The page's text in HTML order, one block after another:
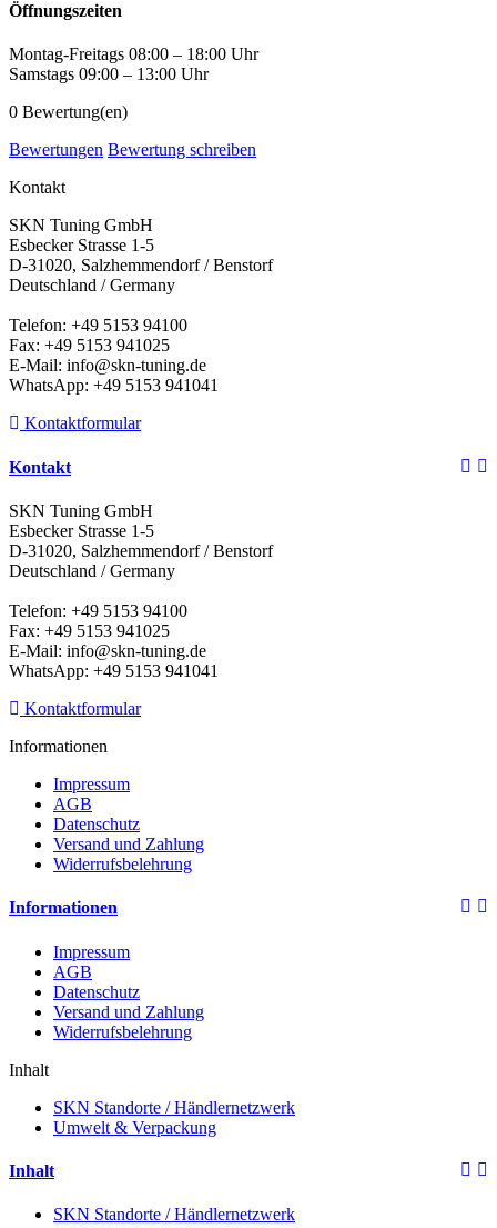
Öffnungszeiten
Montag-Freitags 08:00 – 18:00 Uhr
Samstags 09:00 – 13:00 Uhr
0 Bewertung(en)
Bewertungen Bewertung schreiben
Kontakt
SKN Tuning GmbH
Esbecker Strasse 1-5
D-31020, Salzhemmendorf / Benstorf
Deutschland / Germany
Telefon: +49 5153 94100
Fax: +49 5153 941025
E-Mail: info@skn-tuning.de
WhatsApp: +49 5153 941041
Kontaktformular
Kontakt
SKN Tuning GmbH
Esbecker Strasse 1-5
D-31020, Salzhemmendorf / Benstorf
Deutschland / Germany
Telefon: +49 5153 94100
Fax: +49 5153 941025
E-Mail: info@skn-tuning.de
WhatsApp: +49 5153 941041
Kontaktformular
Informationen
Impressum
AGB
Datenschutz
Versand und Zahlung
Widerrufsbelehrung
Informationen
Impressum
AGB
Datenschutz
Versand und Zahlung
Widerrufsbelehrung
Inhalt
SKN Standorte / Händlernetzwerk
Umwelt & Verpackung
Inhalt
SKN Standorte / Händlernetzwerk